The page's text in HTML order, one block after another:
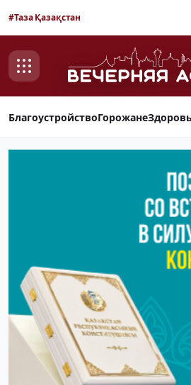
#Таза Қазақстан
БлагоустройствоГорожане